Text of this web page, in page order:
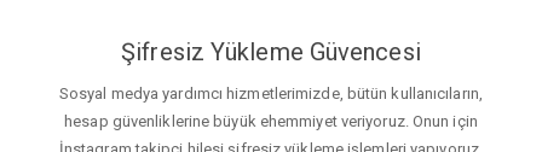
Şifresiz Yükleme Güvencesi
Sosyal medya yardımcı hizmetlerimizde, bütün kullanıcıların,
hesap güvenliklerine büyük ehemmiyet veriyoruz. Onun için